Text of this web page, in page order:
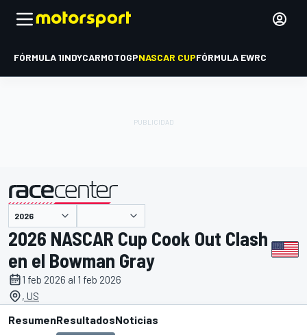
FÓRMULA 1INDYCARMOTOGPNASCAR CUPFÓRMULA EWRC
presentado por
2026 NASCAR Cup Cook Out Clash
en el Bowman Gray
1 feb 2026 al 1 feb 2026
, US
ResumenResultadosNoticias